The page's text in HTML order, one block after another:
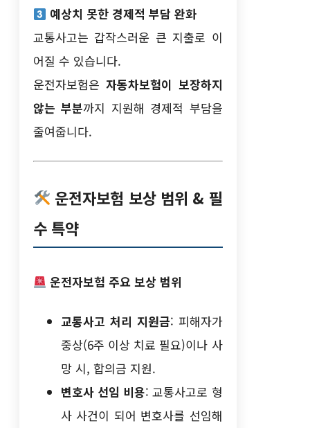
예상치 못한 경제적 부담 완화
교통사고는 갑작스러운 큰 지출로 이
어질 수 있습니다.
운전자보험은 자동차보험이 보장하지
않는 부분까지 지원해 경제적 부담을
줄여줍니다.
운전자보험 보상 범위 & 필
수 특약
운전자보험 주요 보상 범위
교통사고 처리 지원금: 피해자가
중상(6주 이상 치료 필요)이나 사
망 시, 합의금 지원.
변호사 선임 비용: 교통사고로 형
사 사건이 되어 변호사를 선임해